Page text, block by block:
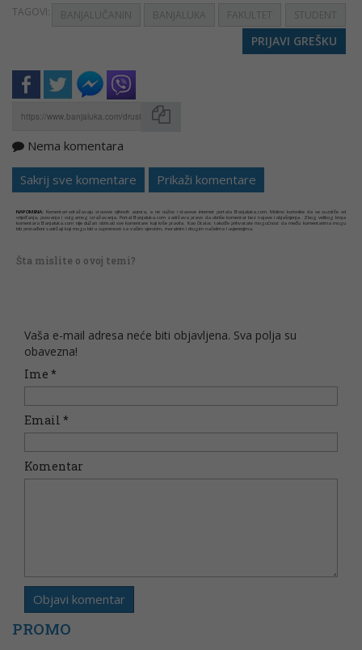
TAGOVI: BANJALUČANIN BANJALUKA FAKULTET STUDENT
PRIJAVI GREŠKU
Nema komentara
Sakrij sve komentare Prikaži komentare
NAPOMENA: Komentari odražavaju stavove njihovih autora, a ne nužno i stavove internet portala Banjaluka.com. Molimo korisnike da se suzdrže od
vrijeđanja, psovanja i vulgarnog izražavanja. Portal Banjaluka.com zadržava pravo da obriše komentar bez najave i objašnjenja. Zbog velikog broja
komentara Banjaluka.com nije dužan obrisati sve komentare koji krše pravila. Kao čitalac takođe prihvatate mogućnost da među komentarima mogu
biti pronađeni sadržaji koji mogu biti u suprotnosti sa vašim vjerskim, moralnim i drugim načelima i uvjerenjima.
Šta mislite o ovoj temi?
Vaša e-mail adresa neće biti objavljena. Sva polja su
obavezna!
Ime *
Email *
Komentar
PROMO